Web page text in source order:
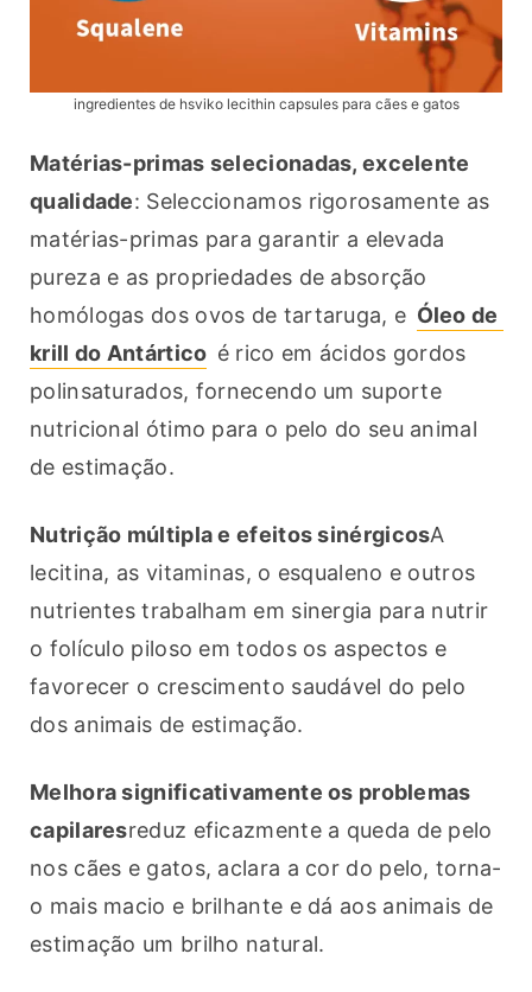
ingredientes de hsviko lecithin capsules para cães e gatos
Matérias-primas selecionadas, excelente
qualidade: Seleccionamos rigorosamente as
matérias-primas para garantir a elevada
pureza e as propriedades de absorção
homólogas dos ovos de tartaruga, e Óleo de
krill do Antártico é rico em ácidos gordos
polinsaturados, fornecendo um suporte
nutricional ótimo para o pelo do seu animal
de estimação.
Nutrição múltipla e efeitos sinérgicosA
lecitina, as vitaminas, o esqualeno e outros
nutrientes trabalham em sinergia para nutrir
o folículo piloso em todos os aspectos e
favorecer o crescimento saudável do pelo
dos animais de estimação.
Melhora significativamente os problemas
capilaresreduz eficazmente a queda de pelo
nos cães e gatos, aclara a cor do pelo, torna-
o mais macio e brilhante e dá aos animais de
estimação um brilho natural.